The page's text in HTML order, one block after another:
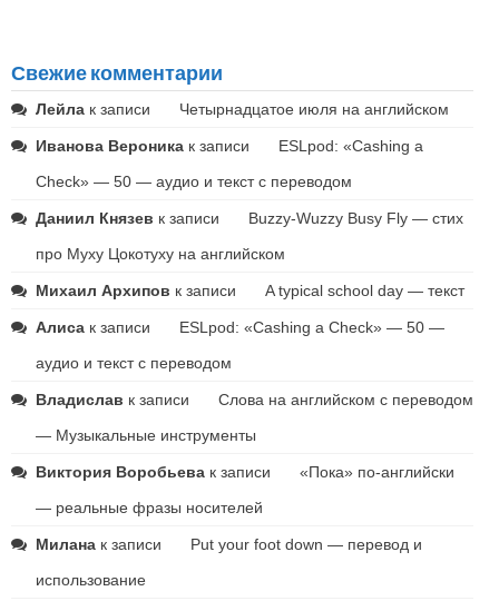
Свежие комментарии
Лейла к записи Четырнадцатое июля на английском
Иванова Вероника к записи
ESLpod: «Cashing a
Check» — 50 — аудио и текст с переводом
Даниил Князев к записи
Buzzy-Wuzzy Busy Fly — стих
про Муху Цокотуху на английском
Михаил Архипов к записи A typical school day — текст
Алиса к записи
ESLpod: «Cashing a Check» — 50 —
аудио и текст с переводом
Владислав к записи
Слова на английском с переводом
— Музыкальные инструменты
Виктория Воробьева к записи
«Пока» по-английски
— реальные фразы носителей
Милана к записи
Put your foot down — перевод и
использование